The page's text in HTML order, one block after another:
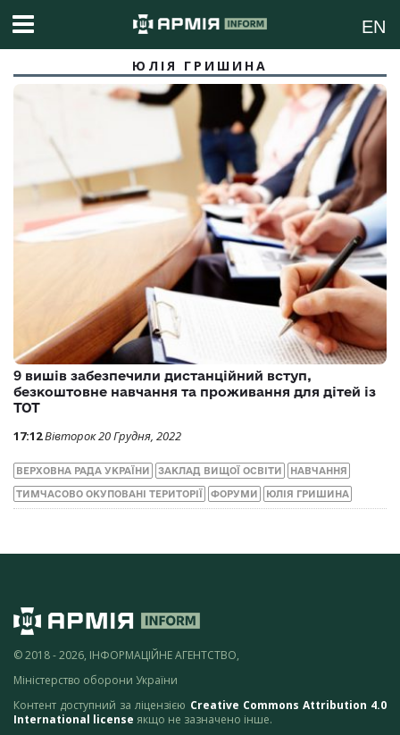
EN
ЮЛІЯ ГРИШИНА
9 вишів забезпечили дистанційний вступ,
безкоштовне навчання та проживання для дітей із
ТОТ
17:12Вівторок 20 Грудня, 2022
ВЕРХОВНА РАДА УКРАЇНИ ЗАКЛАД ВИЩОЇ ОСВІТИ НАВЧАННЯ
ТИМЧАСОВО ОКУПОВАНІ ТЕРИТОРІЇ ФОРУМИ ЮЛІЯ ГРИШИНА
© 2018 - 2026, ІНФОРМАЦІЙНЕ АГЕНТСТВО,
Міністерство оборони України
Контент доступний за ліцензією Creative Commons Attribution 4.0
International license якщо не зазначено інше.